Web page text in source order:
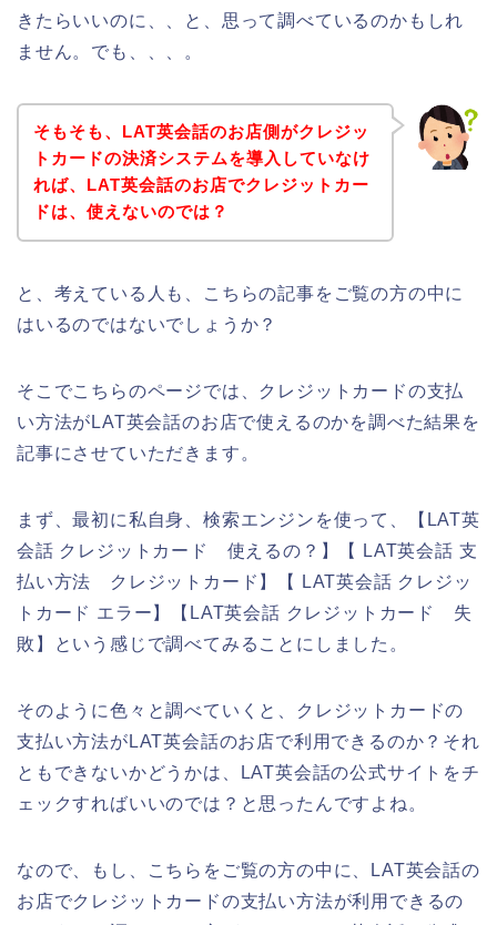
きたらいいのに、、と、思って調べているのかもしれ
ません。でも、、、。
そもそも、LAT英会話のお店側がクレジッ
トカードの決済システムを導入していなけ
れば、LAT英会話のお店でクレジットカー
ドは、使えないのでは？
と、考えている人も、こちらの記事をご覧の方の中に
はいるのではないでしょうか？
そこでこちらのページでは、クレジットカードの支払
い方法がLAT英会話のお店で使えるのかを調べた結果を
記事にさせていただきます。
まず、最初に私自身、検索エンジンを使って、【LAT英
会話 クレジットカード 使えるの？】【 LAT英会話 支
払い方法 クレジットカード】【 LAT英会話 クレジッ
トカード エラー】【LAT英会話 クレジットカード 失
敗】という感じで調べてみることにしました。
そのように色々と調べていくと、クレジットカードの
支払い方法がLAT英会話のお店で利用できるのか？それ
ともできないかどうかは、LAT英会話の公式サイトをチ
ェックすればいいのでは？と思ったんですよね。
なので、もし、こちらをご覧の方の中に、LAT英会話の
お店でクレジットカードの支払い方法が利用できるの